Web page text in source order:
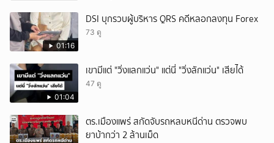
01:16
DSI บุกรวบผู้บริหาร QRS คดีหลอกลงทุน Forex
73 ดู
01:04
เขามีแต่ "วิ่งแลกแว่น" แต่นี่ "วิ่งลักแว่น" เสียได้
47 ดู
ตร.เมืองแพร่ สกัดจับรถหลบหนีด่าน ตรวจพบ
ยาบ้ากว่า 2 ล้านเม็ด